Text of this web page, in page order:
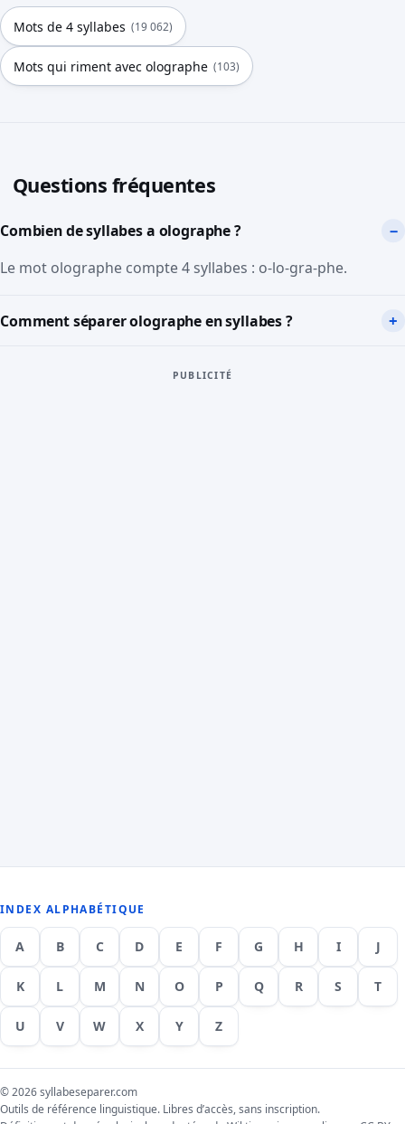
Mots de 4 syllabes (19 062)
Mots qui riment avec olographe (103)
Questions fréquentes
Combien de syllabes a olographe ?
Le mot olographe compte 4 syllabes : o-lo-gra-phe.
Comment séparer olographe en syllabes ?
PUBLICITÉ
INDEX ALPHABÉTIQUE
A B C D E F G H I J
K L M N O P Q R S T
U V W X Y Z
© 2026 syllabeseparer.com
Outils de référence linguistique. Libres d’accès, sans inscription.